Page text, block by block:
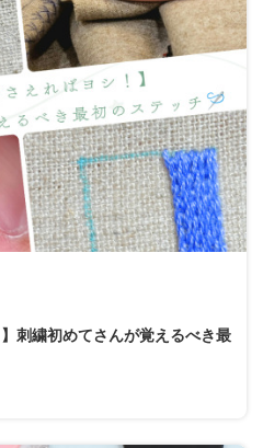
刺繍初めてさんが覚えるべき最